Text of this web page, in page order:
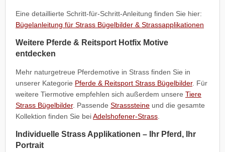
Eine detaillierte Schritt-für-Schritt-Anleitung finden Sie hier:
Bügelanleitung für Strass Bügelbilder & Strassapplikationen
Weitere Pferde & Reitsport Hotfix Motive
entdecken
Mehr naturgetreue Pferdemotive in Strass finden Sie in
unserer Kategorie Pferde & Reitsport Strass Bügelbilder. Für
weitere Tiermotive empfehlen sich außerdem unsere Tiere
Strass Bügelbilder. Passende Strasssteine und die gesamte
Kollektion finden Sie beiAdelshofener-Strass
Individuelle Strass Applikationen – Ihr Pferd, Ihr
Portrait